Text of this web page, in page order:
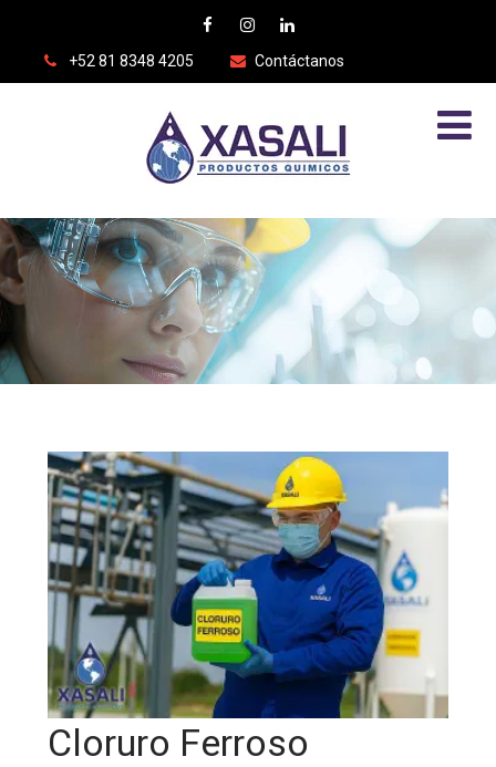
+52 81 8348 4205 Contáctanos
Cloruro Ferroso